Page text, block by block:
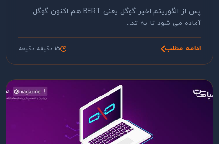
پس از الگوریتم اخیر گوگل یعنی BERT هم اکنون گوگل
آماده می شود تا به تد...
ادامه مطلب 15 دقیقه دقیقه